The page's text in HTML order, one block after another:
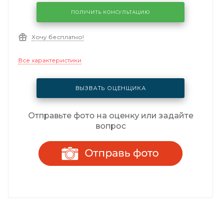
ПОЛУЧИТЬ КОНСУЛЬТАЦИЮ
Хочу бесплатно!
Все характеристики
ВЫЗВАТЬ ОЦЕНЩИКА
Отправьте фото на оценку или задайте
вопрос